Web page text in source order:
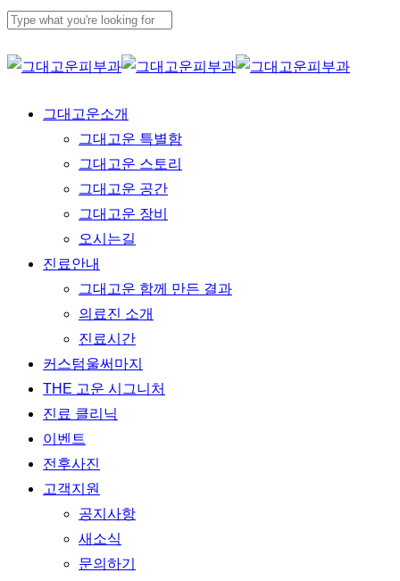
Skip
main
Close
Menu
그대고운소개
그대고운 특별함
그대고운 스토리
그대고운 공간
그대고운 장비
오시는길
진료안내
그대고운 함께 만든 결과
의료진 소개
진료시간
커스텀울써마지
THE 고운 시그니처
진료 클리닉
이벤트
전후사진
고객지원
공지사항
새소식
문의하기